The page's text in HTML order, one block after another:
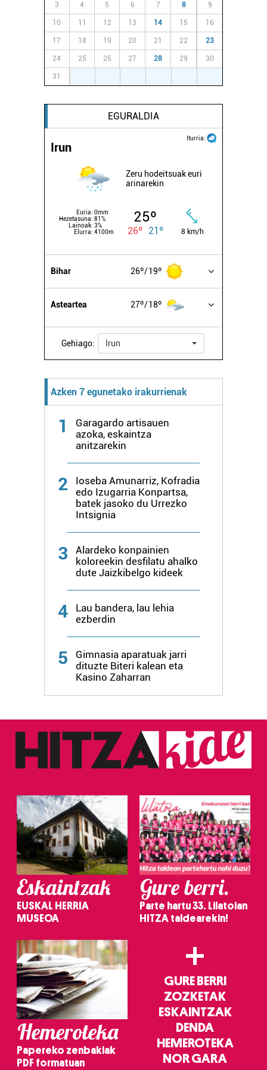
3 4 5 6 7 8 9
10 11 12 13 14 15 16
17 18 19 20 21 22 23
24 25 26 27 28 29 30
31
EGURALDIA
Iturria:
Irun
Zeru hodeitsuak euri
arinarekin
Euria: 0mm
Hezetasuna: 81%
Lainoak: 3%
Elurra: 4100m
25º
26º 21º 8 km/h
Bihar 26º 19º
Asteartea 27º 18º
Gehiago: Irun
Azken 7 egunetako irakurrienak
1
Garagardo artisauen
azoka, eskaintza
anitzarekin
2
Ioseba Amunarriz, Kofradia
edo Izugarria Konpartsa,
batek jasoko du Urrezko
Intsignia
3
Alardeko konpainien
koloreekin desfilatu ahalko
dute Jaizkibelgo kideek
4
Lau bandera, lau lehia
ezberdin
5
Gimnasia aparatuak jarri
dituzte Biteri kalean eta
Kasino Zaharran
Eskaintzak
EUSKAL HERRIA
MUSEOA
Gure berri.
Parte hartu 33. Lilatoian
HITZA taldearekin!
Hemeroteka
Papereko zenbakiak
PDF formatuan
+
GURE BERRI
ZOZKETAK
ESKAINTZAK
DENDA
HEMEROTEKA
NOR GARA